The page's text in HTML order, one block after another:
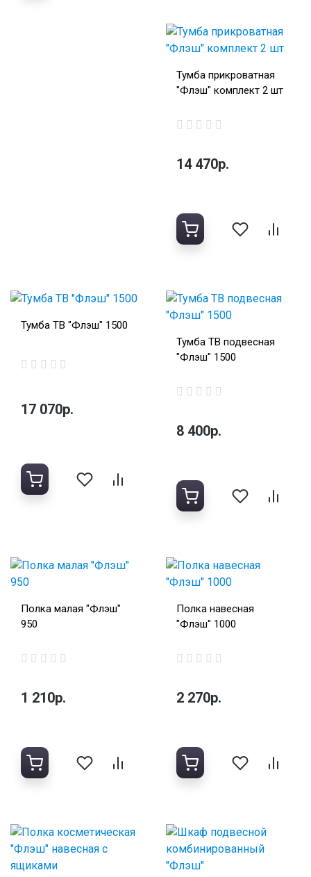
Тумба прикроватная
"Флэш" комплект 2 шт
14 470р.
Тумба ТВ "Флэш" 1500
17 070р.
Тумба ТВ подвесная
"Флэш" 1500
8 400р.
Полка малая "Флэш"
950
1 210р.
Полка навесная
"Флэш" 1000
2 270р.